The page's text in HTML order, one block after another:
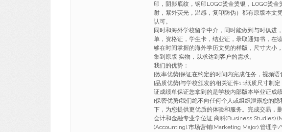
印，阴影底纹，钢印LOGO烫金烫银，LOGO烫
射，紫外荧光，温感，复印防伪）都有原版本文
认可。
同时和海外学校留学中介，同时能做到与时俱进
单，资格证，学生卡，结业证，录取通知书，在
够在时间掌握的海外学历文凭的样版，尺寸大小
集到原版 实物，以求达到客户的需求。
我们的优势：
[效率优势]保证在约定的时间内完成任务，视频语
[品质优势]与学校颁发的相关证件1:1纸质尺寸制
证成绩单保证您拿到的是学校内部版本毕业证成绩
[保密优势]我们绝不向任何个人或组织泄露您的
下，为您提供更优质的体验和服务。完成交易，
会计和金融专业学位证 商科(Business
(Accounting).市场营销(Marketing Major).管理